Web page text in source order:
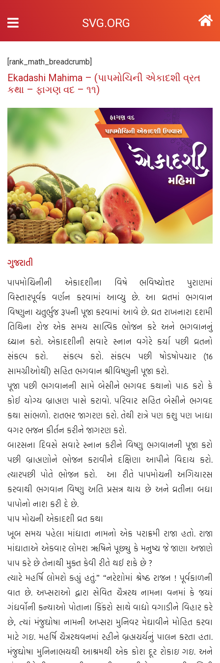
SVG.ORG
[rank_math_breadcrumb]
Ekadashi Mahima – (પાપમોચિની એકાદશી વ્રત
કથા – ફાગણ વદ – ૧૧)
ગુજરાતી
પાપમોચિનીની એકાદશીના વિષે ભવિષ્યોત્તર પુરાણમાં
વિસ્તારપૂર્વક વર્ણન કરવામાં આવ્યુ છે. આ વ્રતમાં ભગવાન
વિષ્ણુના ચતુર્ભુજ રૂપની પૂજા કરવામાં આવે છે. વ્રત રાખનારા દશમી
તિથિના રોજ એક સમય સાત્વિક ભોજન કરે અને ભગવાનનું
ધ્યાન કરો. એકાદશીની સવારે સ્નાન વગેરે કર્યા પછી વ્રતનો
સંકલ્પ કરો. સંકલ્પ કરો. સંકલ્પ પછી ષોડષોપચાર (16
સામગ્રીઓથી) સહિત ભગવાન શ્રીવિષ્ણુની પૂજા કરો.
પૂજા પછી ભગવાનની સામે બેસીને ભગવદ કથાનો પાઠ કરો કે
કોઈ યોગ્ય બ્રાહ્મણ પાસે કરાવો. પરિવાર સહિત બેસીને ભગવદ
કથા સાંભળો. રાતભર જાગરણ કરો. તેથી રાત્રે પણ કશુ પણ ખાધા
વગર ભજન કીર્તન કરીને જાગરણ કરો.
બારસના દિવસે સવારે સ્નાન કરીને વિષ્ણુ ભગવાનની પૂજા કરો
પછી બ્રાહ્મણોને ભોજન કરાવીને દક્ષિણા આપીને વિદાય કરો.
ત્યારપછી પોતે ભોજન કરો. આ રીતે પાપમોચની અગિયારસ
કરવાથી ભગવાન વિષ્ણુ અતિ પ્રસન્ન થાય છે અને વ્રતીના બધા
પાપોનો નાશ કરી દે છે.
પાપ મોચની એકાદશી વ્રત કથા
ખૂબ સમય પહેલા માંધાતા નામનો એક પરાક્રમી રાજા હતો. રાજા
માંઘાતાએ એકવાર લોમશ ઋષિને પૂછ્યુ કે મનુષ્ય જે જાણા અજાણે
પાપ કરે છે તેનાથી મુક્ત કેવી રીતે થઈ શકે છે ?
ત્યારે મહર્ષિ લોમશે કહ્યું હતું.” “નરેશોમાં શ્રેષ્‍ઠ રાજન ! પૂર્વકાળની
વાત છે. અપ્‍સરાઓ દ્વારા સેવિત ચૈત્રરથ નામના વનમાં કે જયાં
ગંધર્વોની કન્‍યાઓ પોતાના કિંકરો સાથે વાદ્યો વગાડીને વિહાર કરે
છે, ત્‍યાં મંજુઘોષા નામની અપ્‍સરા મુનિવર મેઘાવીને મોહિત કરવા
માટે ગઇ. મહર્ષિ ચૈત્રરથવનમાં રહીને બ્રહ્મચર્યનું પાલન કરતા હતા.
મંજુઘોષા મુનિનાભયથી આશ્રમથી એક કોશ દૂર રોકાઇ ગઇ. અને